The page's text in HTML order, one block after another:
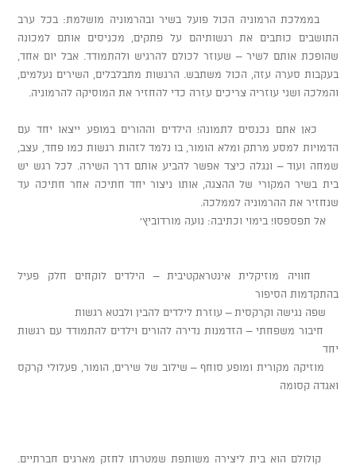
בממלכת הרמוניה הכול פועל בשיר ובהרמוניה מושלמת: בכל ערב
התושבים כותבים את רגשותיהם על פתקים, מכניסים אותם למכונה
שהופכת אותם לשיר – שעוזר לכולם להרגיש ולהתמודד. אבל יום אחד,
בעקבות סערה עזה, הכול משתבש. הרגשות מתבלבלים, השירים נעלמים,
והמלכה ושני עוזריה צריכים עזרה כדי להחזיר את המוסיקה להרמוניה.
כאן אתם נכנסים לתמונה! הילדים וההורים במופע ייצאו יחד עם
הדמויות למסע מרתק ומלא הומור, בו נלמד לזהות רגשות כמו פחד, עצב,
שמחה ועוד – ונגלה כיצד אפשר להביע אותם דרך השירה. לכל רגש יש
בית בשיר המקורי של ההצגה, אותו ניצור יחד חתיכה אחר חתיכה עד
שנחזיר את ההרמוניה לממלכה.
אל תפספסו! בימוי וכתיבה: נועה מורדוביץ'
חוויה מוזיקלית אינטראקטיבית – הילדים לוקחים חלק פעיל
בהתקדמות הסיפור
שפה נגישה וקרקסית – עוזרת לילדים להבין ולבטא רגשות
חיבור משפחתי – הזדמנות נדירה להורים וילדים להתמודד עם רגשות
יחד
מוזיקה מקורית ומופע סוחף – שילוב של שירים, הומור, פעלולי קרקס
ואגדה קסומה
קולולם הוא בית ליצירה משותפת שמטרתו לחזק מארגים חברתיים.